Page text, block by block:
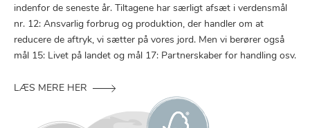
indenfor de seneste år. Tiltagene har særligt afsæt i verdensmål
nr. 12: Ansvarlig forbrug og produktion, der handler om at
reducere de aftryk, vi sætter på vores jord. Men vi berører også
mål 15: Livet på landet og mål 17: Partnerskaber for handling osv.
LÆS MERE HER